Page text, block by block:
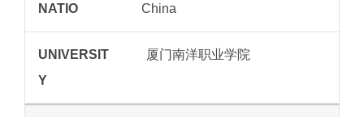
China
厦门南洋职业学院